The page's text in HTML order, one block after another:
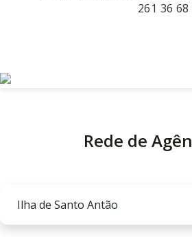
261 36 68
Rede de
Ilha de Santo Antão